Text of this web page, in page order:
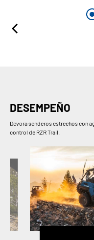
DESEMPEÑO
Devora senderos estrechos con
control de RZR Trail.